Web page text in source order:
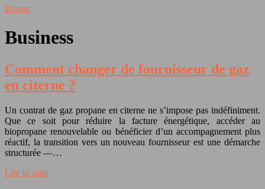
Divers
Business
Comment changer de fournisseur de gaz
en citerne ?
Un contrat de gaz propane en citerne ne s’impose pas indéfiniment.
Que ce soit pour réduire la facture énergétique, accéder au
biopropane renouvelable ou bénéficier d’un accompagnement plus
réactif, la transition vers un nouveau fournisseur est une démarche
structurée —…
Lire la suite